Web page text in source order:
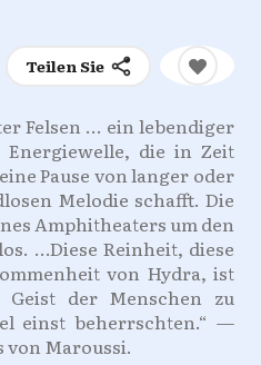
Teilen Sie
Felsen … ein lebendiger
Energiewelle, die in Zeit
Pause von langer oder
Melodie schafft. Die
Amphitheaters um den
…Diese Reinheit, diese
von Hydra, ist
der Menschen zu
einst beherrschten.“ —
von Maroussi.